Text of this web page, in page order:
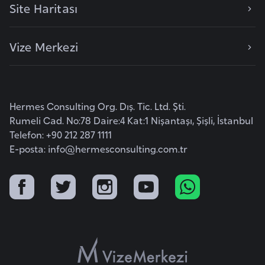
Site Haritası
Vize Merkezi
Hermes Consulting Org. Dış. Tic. Ltd. Şti.
Rumeli Cad. No:78 Daire:4 Kat:1 Nişantaşı, Şişli, İstanbul
Telefon: +90 212 287 1111
E-posta: info@hermesconsulting.com.tr
b
h
t
e
n
t
a